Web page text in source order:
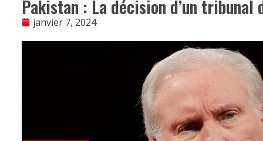
Pakistan : La décision d’un tribunal
janvier 7, 2024